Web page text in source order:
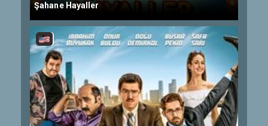
Şahane Hayaller